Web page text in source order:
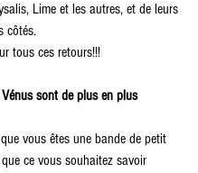
Lime et les autres, et de leurs
côtés.
tous ces retours!!!
sont de plus en plus
vous êtes une bande de petit
ce vous souhaitez savoir